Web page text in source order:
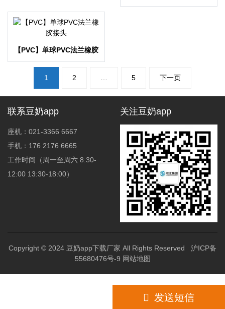
接头
【PVC】单球PVC法兰橡胶
接头
航
1 2 5 下一页
联系豆奶app
座机：021-3366 6667
手机：176 2176 6665
工作时间（周一至周六 8:30-
12:00 13:30-18:00）
关注豆奶app
Copyright © 2024 豆奶app下载厂家 All Rights Reserved 沪ICP备
55680476号-9 网站地图
发送短信